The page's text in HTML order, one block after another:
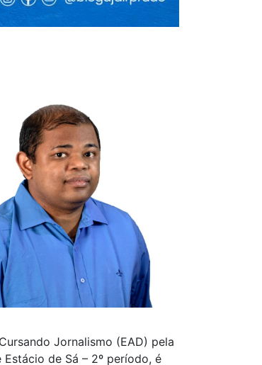
Jornalismo (EAD) pela
Estácio de Sá – 2º período, é